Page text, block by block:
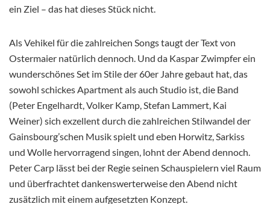
ein Ziel – das hat dieses Stück nicht.
Als Vehikel für die zahlreichen Songs taugt der Text von
Ostermaier natürlich dennoch. Und da Kaspar Zwimpfer ein
wunderschönes Set im Stile der 60er Jahre gebaut hat, das
sowohl schickes Apartment als auch Studio ist, die Band
(Peter Engelhardt, Volker Kamp, Stefan Lammert, Kai
Weiner) sich exzellent durch die zahlreichen Stilwandel der
Gainsbourg’schen Musik spielt und eben Horwitz, Sarkiss
und Wolle hervorragend singen, lohnt der Abend dennoch.
Peter Carp lässt bei der Regie seinen Schauspielern viel Raum
und überfrachtet dankenswerterweise den Abend nicht
zusätzlich mit einem aufgesetzten Konzept.